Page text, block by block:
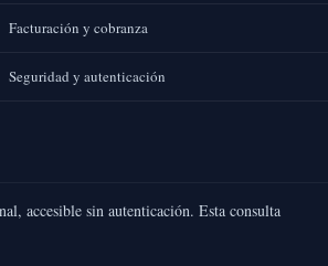
Facturación y cobranza
Seguridad y autenticación
accesible sin autenticación. Esta consulta